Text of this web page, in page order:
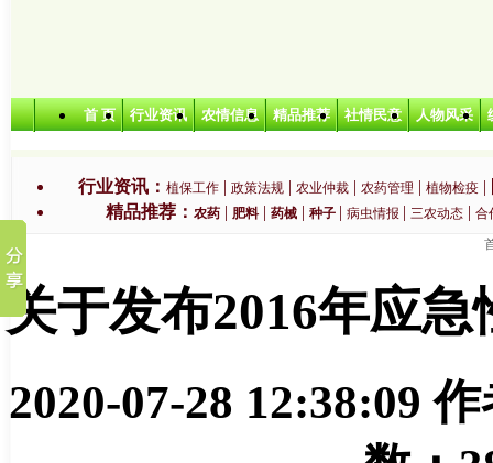
首 页 行业资讯 农情信息 精品推荐 社情民意 人物风采
行业资讯： 植保工作 | 政策法规 | 农业仲裁 | 农药管理 | 植物检疫 |
精品推荐：农药 | 肥料 |药械 |种子 |病虫情报 | 三农动态 |合
关于发布2016年应
2020-07-28 12:38:09 作